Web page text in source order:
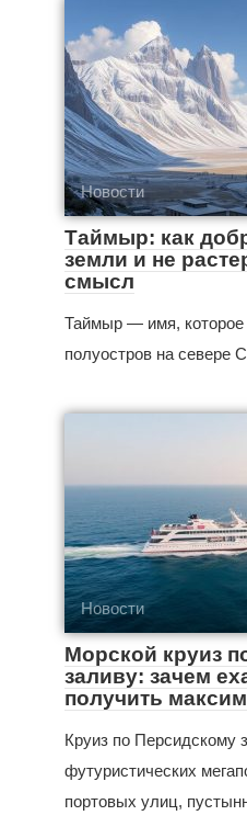
Новости
Таймыр: как
земли и не
смысл
Таймыр — имя, которое
полуостров на севере
Новости
Морской круиз
заливу: зачем
получить
Круиз по Персидскому
футуристических
портовых улиц,